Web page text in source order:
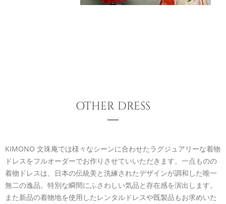
OTHER DRESS
KIMONO 文珠庵では様々なシーンに合わせたラグジュアリーな着物
ドレスをフルオーダーでお作りさせていいただきます。一点ものの
着物ドレスは、日本の伝統美と洗練されたデザインが調和した唯一
無二の逸品。特別な瞬間にふさわしい気品と存在感を演出します。
また新品の着物地を使用したレンタルドレスや既製品もお求めいた